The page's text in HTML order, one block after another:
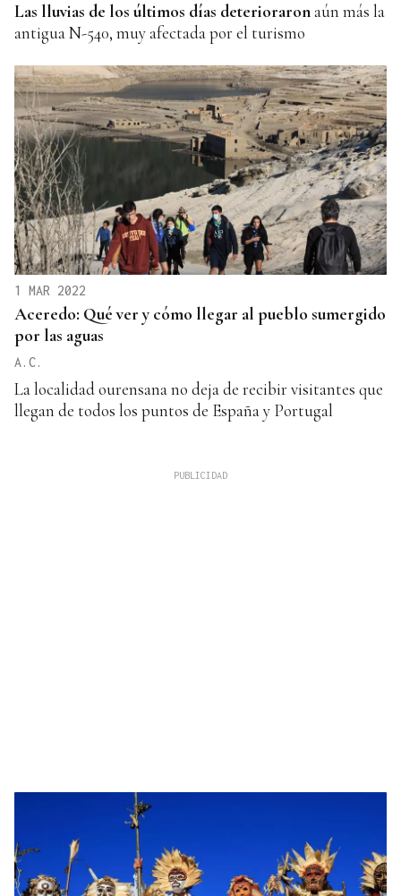
Las lluvias de los últimos días deterioraronaún más la
antigua N-540, muy afectada por el turismo
1 MAR 2022
Aceredo: Qué ver y cómo llegar al pueblo sumergido
por las aguas
A.C.
La localidad ourensana no deja de recibir visitantes que
llegan de todos los puntos de España y Portugal